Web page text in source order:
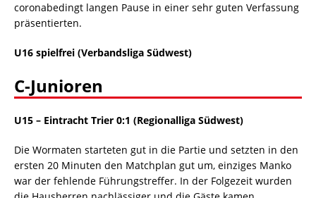
coronabedingt langen Pause in einer sehr guten Verfassung
präsentierten.
U16 spielfrei (Verbandsliga Südwest)
C-Junioren
U15 – Eintracht Trier 0:1 (Regionalliga Südwest)
Die Wormaten starteten gut in die Partie und setzten in den
ersten 20 Minuten den Matchplan gut um, einziges Manko
war der fehlende Führungstreffer. In der Folgezeit wurden